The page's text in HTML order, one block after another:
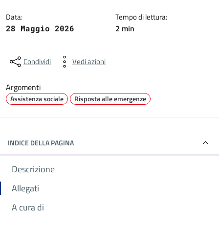
Data:
28 Maggio 2026
Tempo di lettura:
2 min
Condividi Vedi azioni
Argomenti
Assistenza sociale Risposta alle emergenze
INDICE DELLA PAGINA
Descrizione
Allegati
A cura di